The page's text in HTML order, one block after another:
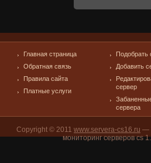
Главная страница
Обратная связь
Правила сайта
Платные услуги
Подобрать
Добавить
сервер
сервера
Copyright © 2011 www.servera-cs16.ru —
мониторинг серверов cs